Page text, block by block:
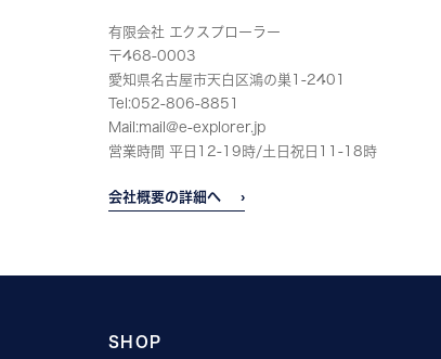
有限会社 エクスプローラー
〒468-0003
愛知県名古屋市天白区鴻の巣1-2401
Tel:052-806-8851
Mail:mail@e-explorer.jp
営業時間 平日12-19時/土日祝日11-18時
会社概要の詳細へ
SHOP